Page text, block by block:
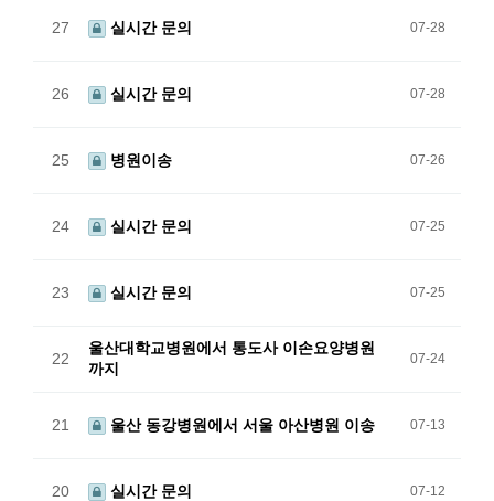
27 실시간 문의 07-28
26 실시간 문의 07-28
25 병원이송 07-26
24 실시간 문의 07-25
23 실시간 문의 07-25
22
울산대학교병원에서 통도사 이손요양병원
까지
07-24
21 울산 동강병원에서 서울 아산병원 이송 07-13
20 실시간 문의 07-12